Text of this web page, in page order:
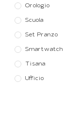
Orologio
Scuola
Set Pranzo
Smartwatch
Tisana
Ufficio